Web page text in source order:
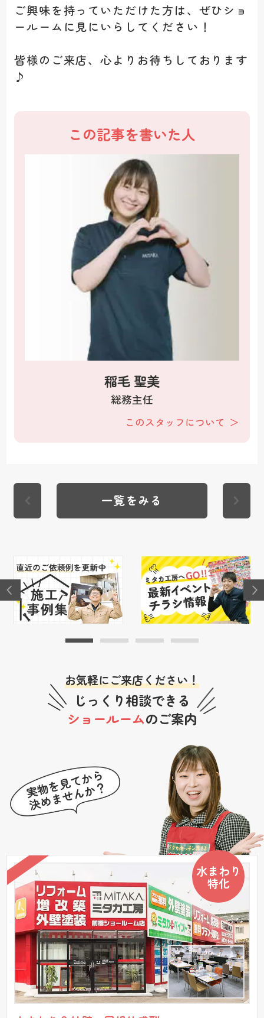
ご興味を持っていただけた方は、ぜひショ
ールームに見にいらしてください！
皆様のご来店、心よりお待ちしております
♪
この記事を書いた人
稲毛 聖美
総務主任
このスタッフについて
一覧をみる
お気軽にご来店ください！
じっくり相談できる
ショールームのご案内
水まわり
特化